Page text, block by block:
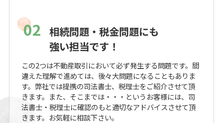
02 相続問題・税金問題にも
強い担当です！
この2つは不動産取引において必ず発生する問題です。間
違えた理解で進めては、後々大問題になることもありま
す。弊社では提携の司法書士、税理士をご紹介させて頂
きます。また、そこまでは・・・というお客様には、司
法書士・税理士に確認のもと適切なアドバイスさせて頂
きます。お気軽に相談下さい。